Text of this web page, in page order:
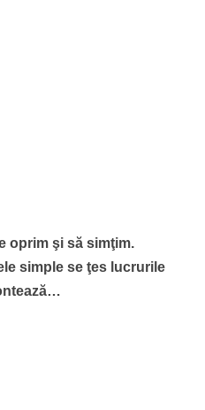
oprim şi să simţim.
simple se ţes lucrurile